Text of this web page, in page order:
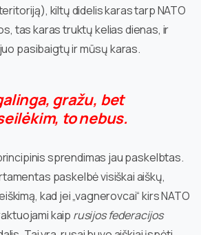
kiltų didelis karas tarp NATO
tas karas truktų kelias dienas, ir
pasibaigtų ir mūsų karas.
gražu, bet
to nebus.
sprendimas jau paskelbtas.
paskelbė visiškai aiškų,
kad jei „vagnerovcai“ kirs NATO
kaip rusijos federacijos